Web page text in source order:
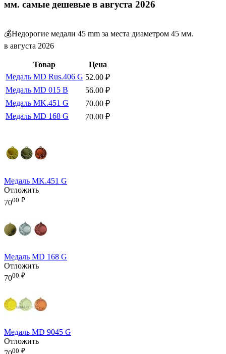
мм. самые дешевые в августа 2026
💰Недорогие медали 45 mm за места диаметром 45 мм.
в августа 2026
Товар
Цена
Медаль MD Rus.406 G 52.00 ₽
Медаль MD 015 B
56.00 ₽
Медаль MK.451 G
70.00 ₽
Медаль MD 168 G
70.00 ₽
Медаль MK.451 G
Отложить
7000 ₽
Медаль MD 168 G
Отложить
7000 ₽
Медаль MD 9045 G
Отложить
00 ₽